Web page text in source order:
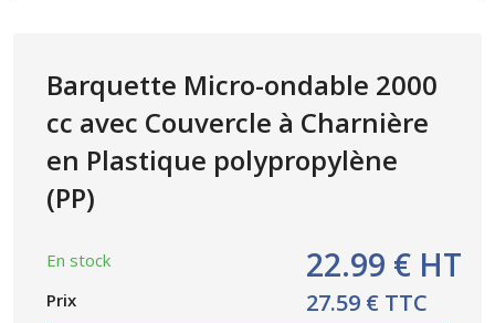
Barquette Micro-ondable 2000
cc avec Couvercle à Charnière
en Plastique polypropylène
(PP)
En stock
Prix
22.99 € HT
27.59 € TTC